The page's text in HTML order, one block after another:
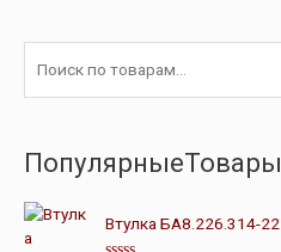
ПопулярныеТовары
Втулка БА8.226.314-22